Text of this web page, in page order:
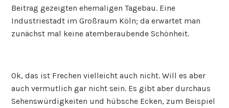
Beitrag gezeigten ehemaligen Tagebau. Eine
Industriestadt im Großraum Köln; da erwartet man
zunächst mal keine atemberaubende Schönheit.
Ok, das ist Frechen vielleicht auch nicht. Will es aber
auch vermutlich gar nicht sein. Es gibt aber durchaus
Sehenswürdigkeiten und hübsche Ecken, zum Beispiel